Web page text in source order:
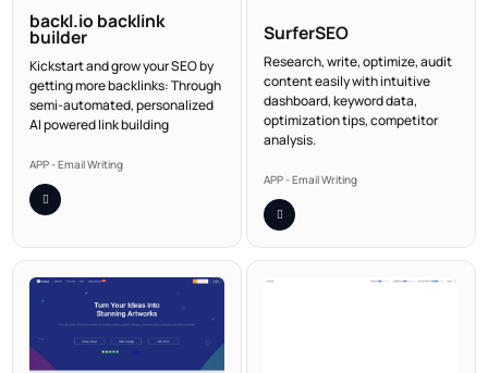
backl.io backlink
builder
Kickstart and grow your SEO by
getting more backlinks: Through
semi-automated, personalized
AI powered link building
APP - Email Writing
SurferSEO
Research, write, optimize, audit
content easily with intuitive
dashboard, keyword data,
optimization tips, competitor
analysis.
APP - Email Writing